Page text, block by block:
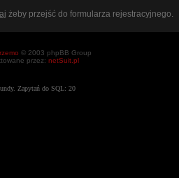
żeby przejść do formularza rejestracyjnego.
© 2003 phpBB Group
przez: netSuit.pl
Zapytań do SQL: 20